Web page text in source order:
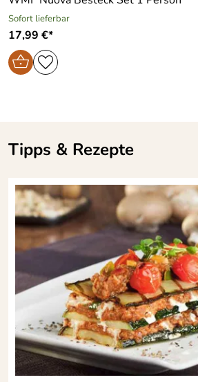
Sofort lieferbar
17,99 €*
Tipps & Rezepte